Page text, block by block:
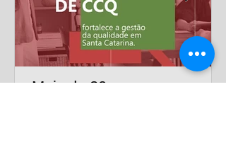
Mais de 20 anos